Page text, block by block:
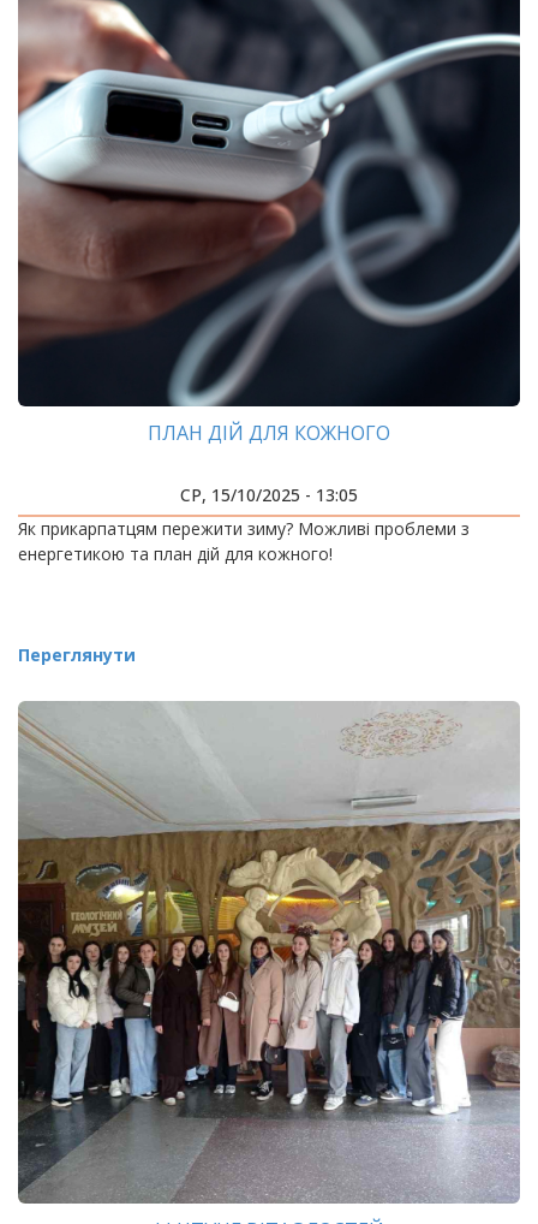
ПЛАН ДІЙ ДЛЯ КОЖНОГО
СР, 15/10/2025 - 13:05
Як прикарпатцям пережити зиму? Можливі проблеми з
енергетикою та план дій для кожного!
Переглянути